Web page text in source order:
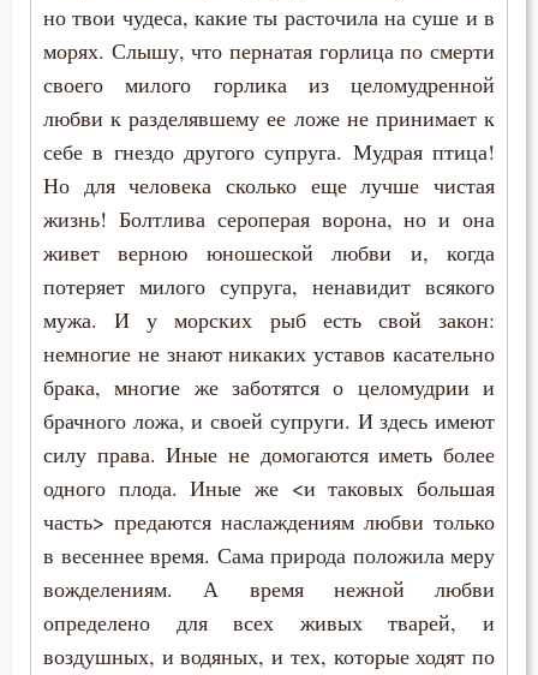
Господь
Грех
Девство
Деньги
Добродетель
Друг
Дух Святой
Духовная жизнь
Еда
Ересь
но твои чудеса, какие ты расточила на суше и в
морях. Слышу, что пернатая горлица по смерти
своего милого горлика из целомудренной
любви к разделявшему ее ложе не принимает к
себе в гнездо другого супруга. Мудрая птица!
Но для человека сколько еще лучше чистая
жизнь! Болтлива сероперая ворона, но и она
живет верною юношеской любви и, когда
потеряет милого супруга, ненавидит всякого
мужа. И у морских рыб есть свой закон:
немногие не знают никаких уставов касательно
брака, многие же заботятся о целомудрии и
брачного ложа, и своей супруги. И здесь имеют
силу права. Иные не домогаются иметь более
одного плода. Иные же <и таковых большая
часть> предаются наслаждениям любви только
в весеннее время. Сама природа положила меру
вожделениям. А время нежной любви
определено для всех живых тварей, и
воздушных, и водяных, и тех, которые ходят по